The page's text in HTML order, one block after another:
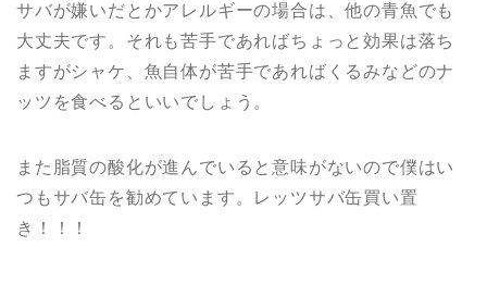
サバが嫌いだとかアレルギーの場合は、他の青魚でも
大丈夫です。それも苦手であればちょっと効果は落ち
ますがシャケ、魚自体が苦手であればくるみなどのナ
ッツを食べるといいでしょう。
また脂質の酸化が進んでいると意味がないので僕はい
つもサバ缶を勧めています。レッツサバ缶買い置
き！！！